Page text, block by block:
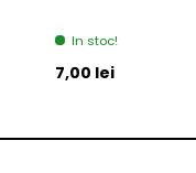
In stoc!
Pret initial
7,00 lei